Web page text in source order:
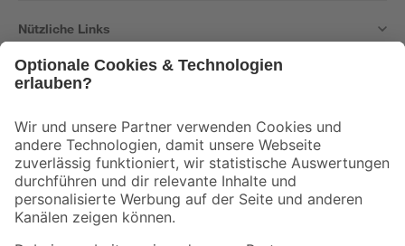
Nützliche Links
Der toom Newsletter: Keine Angebote und Aktionen mehr verpassen!
Zur Newsletter Anmeldung
Folge uns